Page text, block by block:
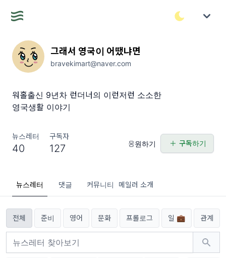
그래서 영국이 어땠냐면
bravekimart@naver.com
워홀출신 9년차 런더너의 이런저런 소소한
영국생활 이야기
뉴스레터
40
구독자
127 응원하기 구독하기
뉴스레터 댓글 커뮤니티 메일러 소개
전체 준비 영어 문화 프롤로그 일 💼 관계